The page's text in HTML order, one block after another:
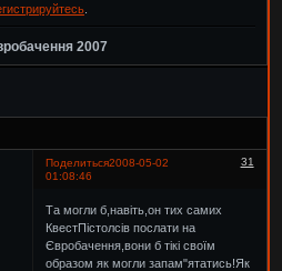
.
2007
Поделиться 31
2008-05-02
01:08:46
Та могли б,навіть,он тих самих
КвестПістолсів послати на
Євробачення,вони б тікі своїм
образом як могли запам"ятатись!Як